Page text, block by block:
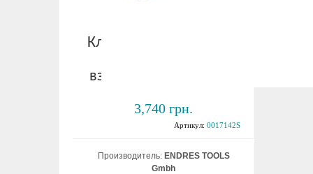
Ключ рожковый дюйм.
взрывобезопасный ВБ
3,740 грн.
Артикул: 0017142S
Производитель: ENDRES TOOLS
Gmbh